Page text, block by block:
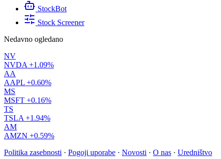
StockBot
Stock Screener
Nedavno ogledano
NV
NVDA +1.09%
AA
AAPL +0.60%
MS
MSFT +0.16%
TS
TSLA +1.94%
AM
AMZN +0.59%
Politika zasebnosti · Pogoji uporabe · Novosti · O nas · Uredništvo